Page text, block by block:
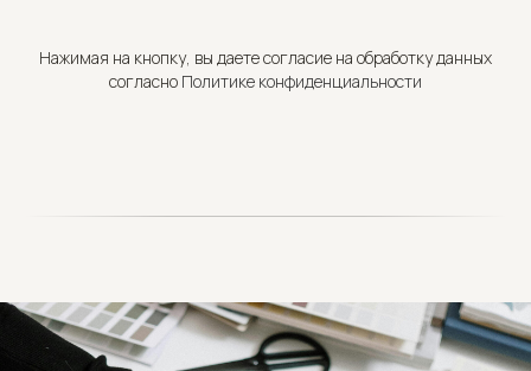
Нажимая на кнопку, вы даете согласие на обработку данных
согласно Политике конфиденциальности